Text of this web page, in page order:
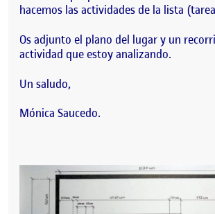
hacemos las actividades de la lista
Os adjunto el plano del lugar y un
actividad que estoy analizando.
Un saludo,
Mónica Saucedo.